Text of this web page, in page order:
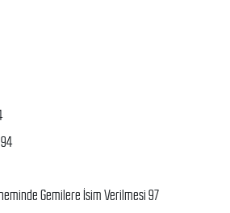
Gemilere İsim Verilmesi 97